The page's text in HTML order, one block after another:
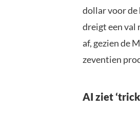
dollar voor de
dreigt een val
af, gezien de
zeventien
AI ziet